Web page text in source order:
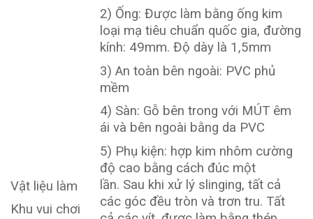
Vật liệu làm
Khu vui chơi
2) Ống: Được làm bằng ống kim
loại mạ tiêu chuẩn quốc gia, đường
kính: 49mm. Độ dày là 1,5mm
3) An toàn bên ngoài: PVC phủ
mềm
4) Sàn: Gỗ bên trong với MÚT êm
ái và bên ngoài bằng da PVC
5) Phụ kiện: hợp kim nhôm cường
độ cao bằng cách đúc một
lần. Sau khi xử lý slinging, tất cả
các góc đều tròn và trơn tru. Tất